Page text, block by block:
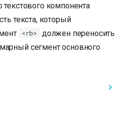
текстового компонента
текста, который
<rb>
должен переносить
сегмент основного